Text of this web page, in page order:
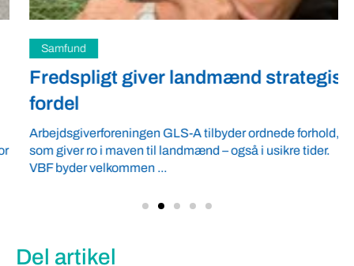
Samfund
Fredspligt giver landmænd strategisk
fordel
Arbejdsgiverforeningen GLS-A tilbyder ordnede forhold,
som giver ro i maven til landmænd – også i usikre tider.
VBF byder velkommen ...
Del artikel